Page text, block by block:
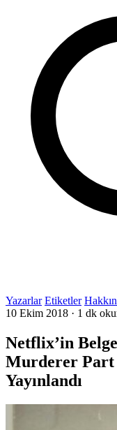
Yazarlar Etiketler
10 Ekim 2018 · 1 dk
Netflix’in
Murderer Part
Yayınlandı